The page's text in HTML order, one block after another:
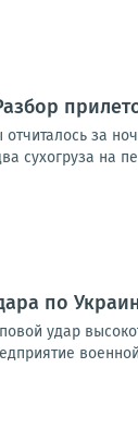
за
сухогруза на
по
удар